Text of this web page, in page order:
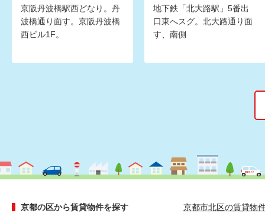
京阪丹波橋駅西どなり。丹
波橋通り面す。京阪丹波橋
西ビル1F。
地下鉄「北大路駅」5番出
口東へスグ。北大路通り面
す、南側
京都の区から賃貸物件を探す 京都市北区の賃貸物